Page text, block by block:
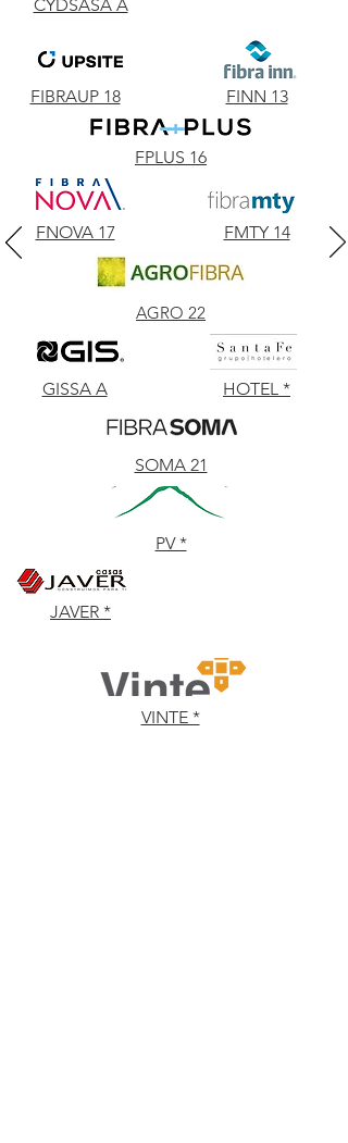
CYDSASA A
FIBRAUP 18 FINN 13
FPLUS 16
FNOVA 17 FMTY 14
AGRO 22
GISSA A HOTEL *
SOMA 21
PV *
JAVER *
VINTE *